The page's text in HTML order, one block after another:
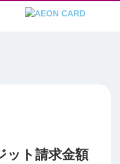
ット請求金額